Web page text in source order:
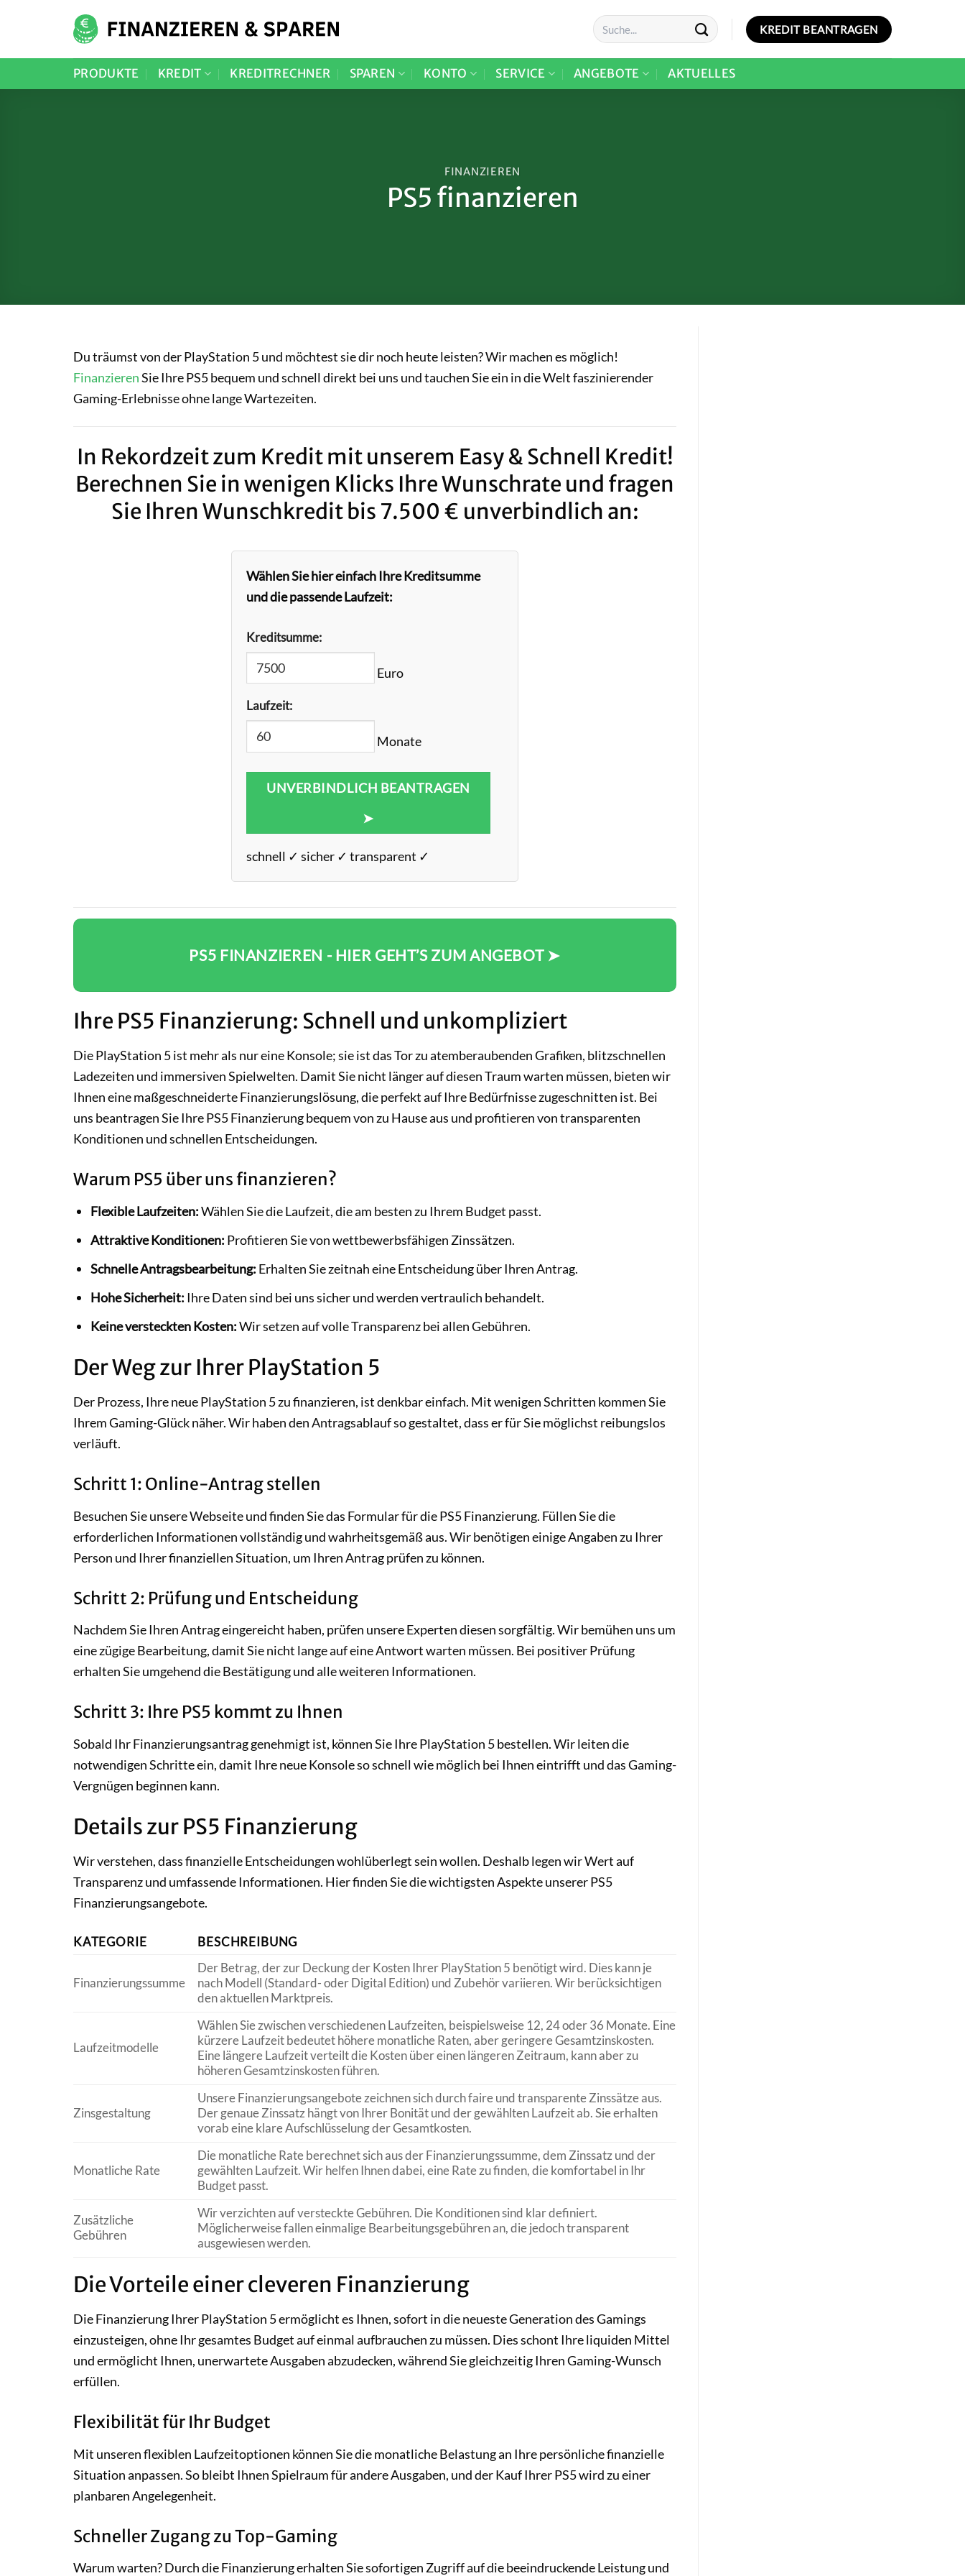
KREDIT BEANTRAGEN
PRODUKTE KREDIT KREDITRECHNER SPAREN KONTO SERVICE ANGEBOTE AKTUELLES
FINANZIEREN
PS5 finanzieren
Du träumst von der PlayStation 5 und möchtest sie dir noch heute leisten? Wir machen es möglich!
FinanzierenSie Ihre PS5 bequem und schnell direkt bei uns und tauchen Sie ein in die Welt faszinierender
Gaming-Erlebnisse ohne lange Wartezeiten.
In Rekordzeit zum Kredit mit unserem Easy & Schnell Kredit!
Berechnen Sie in wenigen Klicks Ihre Wunschrate und fragen
Sie Ihren Wunschkredit bis 7.500 € unverbindlich an:
Wählen Sie hier einfach Ihre Kreditsumme
und die passende Laufzeit:
Kreditsumme:
Euro
Laufzeit:
Monate
UNVERBINDLICH BEANTRAGEN
➤
schnell ✓ sicher ✓ transparent ✓
PS5 FINANZIEREN - HIER GEHT’S ZUM ANGEBOT ➤
Ihre PS5 Finanzierung: Schnell und unkompliziert
Die PlayStation 5 ist mehr als nur eine Konsole; sie ist das Tor zu atemberaubenden Grafiken, blitzschnellen
Ladezeiten und immersiven Spielwelten. Damit Sie nicht länger auf diesen Traum warten müssen, bieten wir
Ihnen eine maßgeschneiderte Finanzierungslösung, die perfekt auf Ihre Bedürfnisse zugeschnitten ist. Bei
uns beantragen Sie Ihre PS5 Finanzierung bequem von zu Hause aus und profitieren von transparenten
Konditionen und schnellen Entscheidungen.
Warum PS5 über uns finanzieren?
Flexible Laufzeiten:Wählen Sie die Laufzeit, die am besten zu Ihrem Budget passt.
Attraktive Konditionen: Profitieren Sie von wettbewerbsfähigen Zinssätzen.
Schnelle Antragsbearbeitung: Erhalten Sie zeitnah eine Entscheidung über Ihren Antrag.
Hohe Sicherheit: Ihre Daten sind bei uns sicher und werden vertraulich behandelt.
Keine versteckten Kosten:Wir setzen auf volle Transparenz bei allen Gebühren.
Der Weg zur Ihrer PlayStation 5
Der Prozess, Ihre neue PlayStation 5 zu finanzieren, ist denkbar einfach. Mit wenigen Schritten kommen Sie
Ihrem Gaming-Glück näher. Wir haben den Antragsablauf so gestaltet, dass er für Sie möglichst reibungslos
verläuft.
Schritt 1: Online-Antrag stellen
Besuchen Sie unsere Webseite und finden Sie das Formular für die PS5 Finanzierung. Füllen Sie die
erforderlichen Informationen vollständig und wahrheitsgemäß aus. Wir benötigen einige Angaben zu Ihrer
Person und Ihrer finanziellen Situation, um Ihren Antrag prüfen zu können.
Schritt 2: Prüfung und Entscheidung
Nachdem Sie Ihren Antrag eingereicht haben, prüfen unsere Experten diesen sorgfältig. Wir bemühen uns um
eine zügige Bearbeitung, damit Sie nicht lange auf eine Antwort warten müssen. Bei positiver Prüfung
erhalten Sie umgehend die Bestätigung und alle weiteren Informationen.
Schritt 3: Ihre PS5 kommt zu Ihnen
Sobald Ihr Finanzierungsantrag genehmigt ist, können Sie Ihre PlayStation 5 bestellen. Wir leiten die
notwendigen Schritte ein, damit Ihre neue Konsole so schnell wie möglich bei Ihnen eintrifft und das Gaming-
Vergnügen beginnen kann.
Details zur PS5 Finanzierung
Wir verstehen, dass finanzielle Entscheidungen wohlüberlegt sein wollen. Deshalb legen wir Wert auf
Transparenz und umfassende Informationen. Hier finden Sie die wichtigsten Aspekte unserer PS5
Finanzierungsangebote.
KATEGORIE BESCHREIBUNG
Finanzierungssumme
Der Betrag, der zur Deckung der Kosten Ihrer PlayStation 5 benötigt wird. Dies kann je
nach Modell (Standard- oder Digital Edition) und Zubehör variieren. Wir berücksichtigen
den aktuellen Marktpreis.
Laufzeitmodelle
Wählen Sie zwischen verschiedenen Laufzeiten, beispielsweise 12, 24 oder 36 Monate. Eine
kürzere Laufzeit bedeutet höhere monatliche Raten, aber geringere Gesamtzinskosten.
Eine längere Laufzeit verteilt die Kosten über einen längeren Zeitraum, kann aber zu
höheren Gesamtzinskosten führen.
Zinsgestaltung
Unsere Finanzierungsangebote zeichnen sich durch faire und transparente Zinssätze aus.
Der genaue Zinssatz hängt von Ihrer Bonität und der gewählten Laufzeit ab. Sie erhalten
vorab eine klare Aufschlüsselung der Gesamtkosten.
Monatliche Rate
Die monatliche Rate berechnet sich aus der Finanzierungssumme, dem Zinssatz und der
gewählten Laufzeit. Wir helfen Ihnen dabei, eine Rate zu finden, die komfortabel in Ihr
Budget passt.
Zusätzliche
Gebühren
Wir verzichten auf versteckte Gebühren. Die Konditionen sind klar definiert.
Möglicherweise fallen einmalige Bearbeitungsgebühren an, die jedoch transparent
ausgewiesen werden.
Die Vorteile einer cleveren Finanzierung
Die Finanzierung Ihrer PlayStation 5 ermöglicht es Ihnen, sofort in die neueste Generation des Gamings
einzusteigen, ohne Ihr gesamtes Budget auf einmal aufbrauchen zu müssen. Dies schont Ihre liquiden Mittel
und ermöglicht Ihnen, unerwartete Ausgaben abzudecken, während Sie gleichzeitig Ihren Gaming-Wunsch
erfüllen.
Flexibilität für Ihr Budget
Mit unseren flexiblen Laufzeitoptionen können Sie die monatliche Belastung an Ihre persönliche finanzielle
Situation anpassen. So bleibt Ihnen Spielraum für andere Ausgaben, und der Kauf Ihrer PS5 wird zu einer
planbaren Angelegenheit.
Schneller Zugang zu Top-Gaming
Warum warten? Durch die Finanzierung erhalten Sie sofortigen Zugriff auf die beeindruckende Leistung und